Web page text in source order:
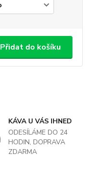
Přidat do košíku
KÁVA U VÁS IHNED
ODESÍLÁME DO 24
HODIN, DOPRAVA
ZDARMA